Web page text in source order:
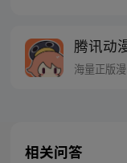
腾讯动
海量正版
相关问答